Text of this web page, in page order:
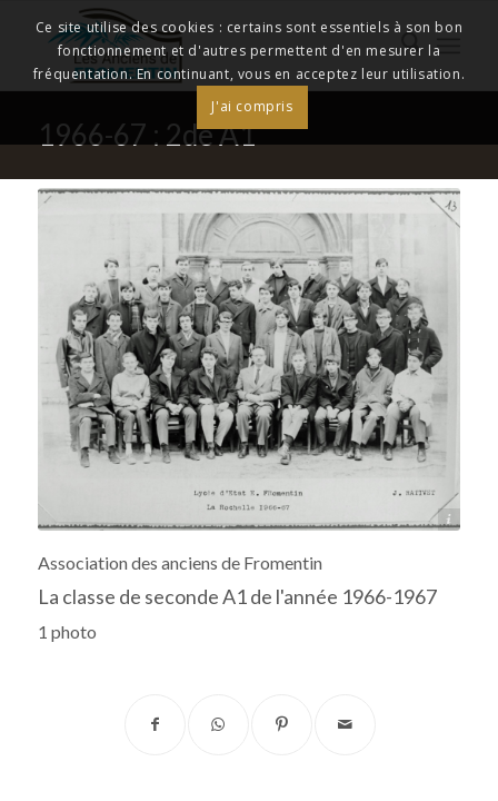
1966-67 : 2de A1
Archives départementales 17
Association des anciens de Fromentin
La classe de seconde A1 de l'année 1966-1967
1 photo
Ce site utilise des cookies : certains sont essentiels à son bon
fonctionnement et d'autres permettent d'en mesurer la
fréquentation. En continuant, vous en acceptez leur utilisation.
J'ai compris